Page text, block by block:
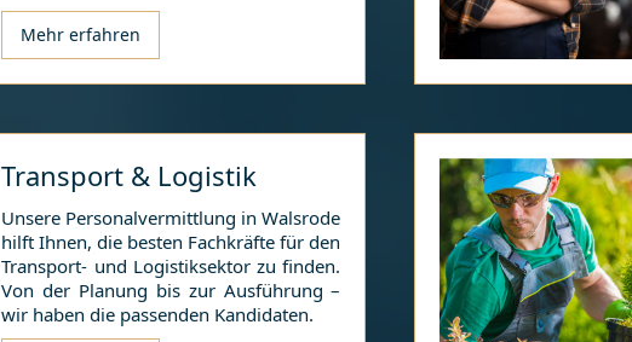
Mehr erfahren
Transport & Logistik
Unsere Personalvermittlung inWalsrode
hilft Ihnen, die besten Fachkräfte für den
Transport- und Logistiksektor zu finden.
Von der Planung bis zur Ausführung –
wir haben die passenden Kandidaten.